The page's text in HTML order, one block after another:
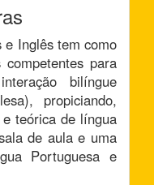
Inglês tem como
para
bilíngue
propiciando,
teórica de língua
de aula e uma
Portuguesa e